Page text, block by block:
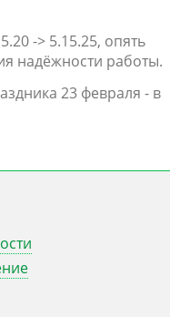
-> 5.15.25, опять
надёжности работы.
23 февраля - в